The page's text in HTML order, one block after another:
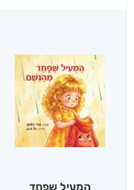
אנשים שקראו את זה
קראו גם...